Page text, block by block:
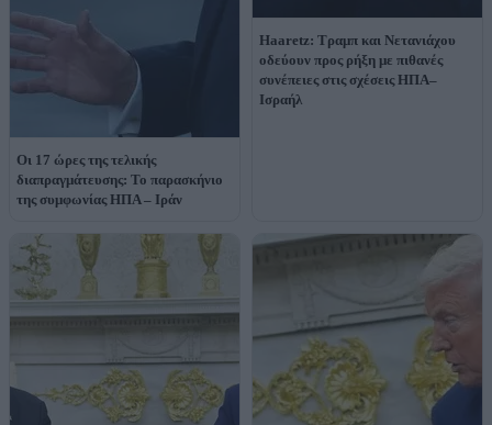
Οι 17 ώρες της τελικής
διαπραγμάτευσης: Το παρασκήνιο
της συμφωνίας ΗΠΑ – Ιράν
Haaretz: Τραμπ και Νετανιάχου
οδεύουν προς ρήξη με πιθανές
συνέπειες στις σχέσεις ΗΠΑ–
Ισραήλ